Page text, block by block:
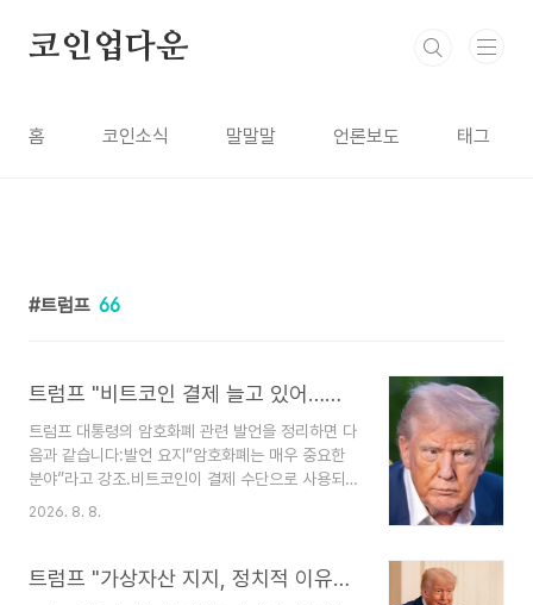
코인업다운
홈 코인소식 말말말 언론보도 태그
트럼프 66
트럼프 "비트코인 결제 늘고 있어…암호화폐는 매우 중요한 분야"
트럼프 대통령의 암호화폐 관련 발언을 정리하면 다
음과 같습니다:발언 요지“암호화폐는 매우 중요한
분야”라고 강조.비트코인이 결제 수단으로 사용되
면서 달러에 가해지는 부담을 줄여주고, 이는 미국
미국 암호화폐 시장구조법(클래리티법)의 상원 본회
2026. 8. 8.
트럼프 "가상자산 지지, 정치적 이유도 있었다"…직접 인정